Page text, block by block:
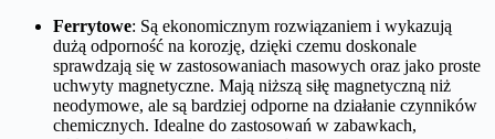
Ferrytowe: Są ekonomicznym rozwiązaniem i wykazują
dużą odporność na korozję, dzięki czemu doskonale
sprawdzają się w zastosowaniach masowych oraz jako proste
uchwyty magnetyczne. Mają niższą siłę magnetyczną niż
neodymowe, ale są bardziej odporne na działanie czynników
chemicznych. Idealne do zastosowań w zabawkach,